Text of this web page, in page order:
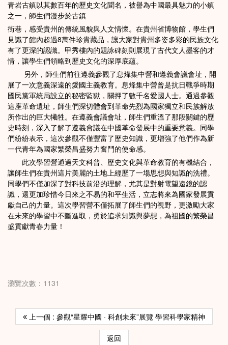
青岩古鎮以其數百年的歷史文化聞名，被譽為中國最具魅力的小鎮
之一，師生們漫步於古鎮
街巷，感受貴州的傳統風貌與人文情懷。在貴州省博物館，學生們
見識了館內超過8萬件珍貴藏品，讓大家對貴州多姿多彩的民族文化
有了更深的認識。甲秀樓內的題詠碑刻則展現了古代文人墨客的才
情，讓學生們領略到歷史文化的深厚底蘊。
另外，師生們前往遵義參觀了息烽集中營和遵義會議會址，開
展了一次意義深遠的愛國主義教育。息烽集中營曾是抗日戰爭時期
國民黨軍統局設立的秘密監獄，關押了數千名愛國人士。通過參觀
這座革命遺址，師生們深切體會到革命先烈為國家獨立和民族解放
所作出的巨大犧牲。在遵義會議會址，師生們重溫了那段關鍵的歷
史時刻，深入了解了遵義會議在中國革命發展中的重要意義。同學
們紛紛表示，這次參觀不僅豐富了歷史知識，更增強了他們作為新
一代青年為國家繁榮昌盛努力奮鬥的使命感。
此次學習營通過天文科普、歷史文化與革命教育的有機結合，
讓師生們在貴州這片美麗的土地上經歷了一場思想與知識的洗禮。
同學們不僅加深了對科技前沿的理解，尤其是對射電望遠鏡的認
識，還更加珍惜今日來之不易的和平生活，立志將來為國家發展貢
獻自己的力量。這次學習營不僅拓展了師生們的視野，更激勵大家
在未來的學習中不斷進取，勇於追求知識與夢想，為祖國的繁榮昌
盛貢獻青春力量！
瀏覽次數：1131
上一個 : 參觀“星耀中國 · 科創未來”展覽 學習科學家精神
返回